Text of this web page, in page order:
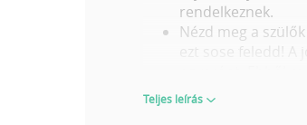
rendelkeznek.
Nézd meg a
ezt sose feledd!
Egy kölyökről 6-8
Teljes leírás